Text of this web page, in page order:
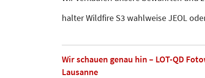
halter Wildfire S3 wahlweise JEOL
Wir schauen genau hin – LOT-QD
Lausanne